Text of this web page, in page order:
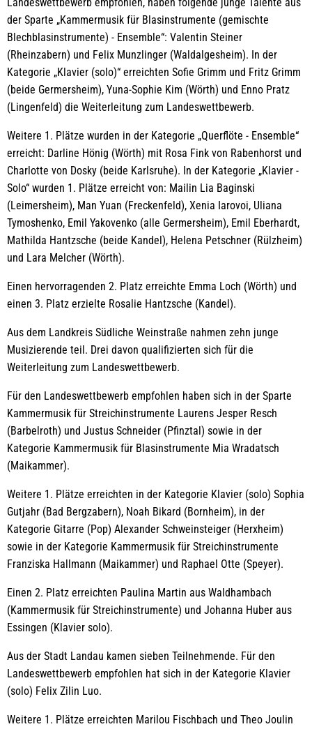
der Sparte „Kammermusik für Blasinstrumente (gemischte
Blechblasinstrumente) - Ensemble“: Valentin Steiner
(Rheinzabern) und Felix Munzlinger (Waldalgesheim). In der
Kategorie „Klavier (solo)“ erreichten Sofie Grimm und Fritz Grimm
(beide Germersheim), Yuna-Sophie Kim (Wörth) und Enno Pratz
(Lingenfeld) die Weiterleitung zum Landeswettbewerb.
Weitere 1. Plätze wurden in der Kategorie „Querflöte - Ensemble“
erreicht: Darline Hönig (Wörth) mit Rosa Fink von Rabenhorst und
Charlotte von Dosky (beide Karlsruhe). In der Kategorie „Klavier -
Solo“ wurden 1. Plätze erreicht von: Mailin Lia Baginski
(Leimersheim), Man Yuan (Freckenfeld), Xenia Iarovoi, Uliana
Tymoshenko, Emil Yakovenko (alle Germersheim), Emil Eberhardt,
Mathilda Hantzsche (beide Kandel), Helena Petschner (Rülzheim)
und Lara Melcher (Wörth).
Einen hervorragenden 2. Platz erreichte Emma Loch (Wörth) und
einen 3. Platz erzielte Rosalie Hantzsche (Kandel).
Aus dem Landkreis Südliche Weinstraße nahmen zehn junge
Musizierende teil. Drei davon qualifizierten sich für die
Weiterleitung zum Landeswettbewerb.
Für den Landeswettbewerb empfohlen haben sich in der Sparte
Kammermusik für Streichinstrumente Laurens Jesper Resch
(Barbelroth) und Justus Schneider (Pfinztal) sowie in der
Kategorie Kammermusik für Blasinstrumente Mia Wradatsch
(Maikammer).
Weitere 1. Plätze erreichten in der Kategorie Klavier (solo) Sophia
Gutjahr (Bad Bergzabern), Noah Bikard (Bornheim), in der
Kategorie Gitarre (Pop) Alexander Schweinsteiger (Herxheim)
sowie in der Kategorie Kammermusik für Streichinstrumente
Franziska Hallmann (Maikammer) und Raphael Otte (Speyer).
Einen 2. Platz erreichten Paulina Martin aus Waldhambach
(Kammermusik für Streichinstrumente) und Johanna Huber aus
Essingen (Klavier solo).
Aus der Stadt Landau kamen sieben Teilnehmende. Für den
Landeswettbewerb empfohlen hat sich in der Kategorie Klavier
(solo) Felix Zilin Luo.
Weitere 1. Plätze erreichten Marilou Fischbach und Theo Joulin